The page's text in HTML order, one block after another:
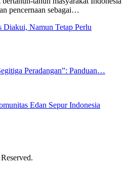
pencernaan sebagai…
Namun Tetap Perlu
Peradangan”: Panduan…
Edan Sepur Indonesia